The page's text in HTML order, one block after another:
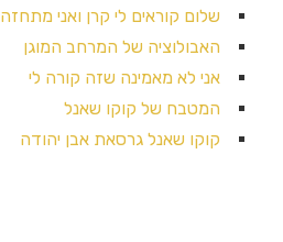
שלום קוראים לי קרן ואני מתחזה
האבולוציה של המרחב המוגן
אני לא מאמינה שזה קורה לי
המטבח של קוקו שאנל
קוקו שאנל גרסאת אבן יהודה